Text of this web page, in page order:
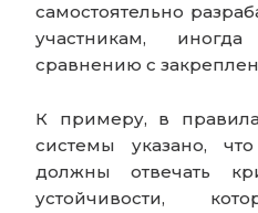
самостоятельно
участникам,
сравнению с
К примеру, в
системы указано,
должны отвечать
устойчивости,